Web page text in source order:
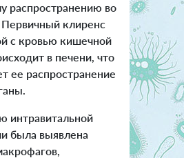
распространению во
Первичный клиренс
с кровью кишечной
в печени, что
ее распространение
была выявлена